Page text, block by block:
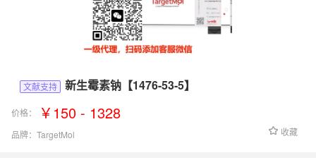
文献支持 新生霉素钠【1476-53-5】
价格： ￥150 - 1328
品牌： TargetMol 收藏